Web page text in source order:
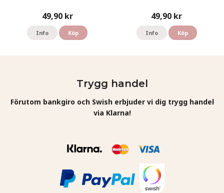
49,90 kr
Info Köp
49,90 kr
Info Köp
Trygg handel
Förutom bankgiro och Swish erbjuder vi dig trygg handel
via Klarna!